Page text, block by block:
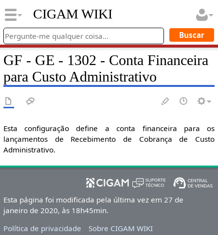
CIGAM WIKI
GF - GE - 1302 - Conta Financeira
para Custo Administrativo
Esta configuração define a conta financeira para os
lançamentos de Recebimento de Cobrança de Custo
Administrativo.
Esta página foi modificada pela última vez em 27 de
janeiro de 2020, às 18h45min.
Política de privacidade
Sobre CIGAM WIKI